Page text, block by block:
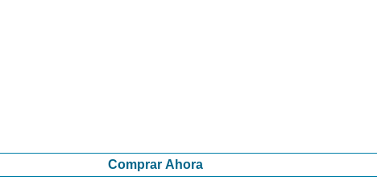
Comprar Ahora